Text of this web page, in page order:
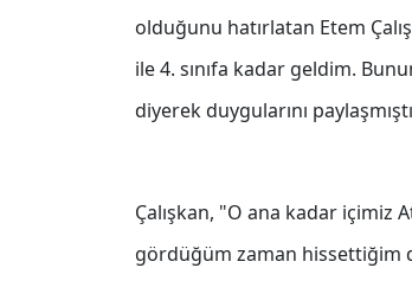
olduğunu hatırlatan Etem
ile 4. sınıfa kadar geldim.
diyerek duygularını
Çalışkan, "O ana kadar içimiz
gördüğüm zaman hissettiğim